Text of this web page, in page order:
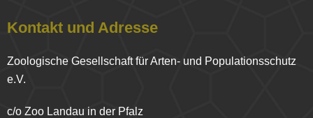
Kontakt und Adresse
Zoologische Gesellschaft für Arten- und Populationsschutz
e.V.
c/o Zoo Landau in der Pfalz